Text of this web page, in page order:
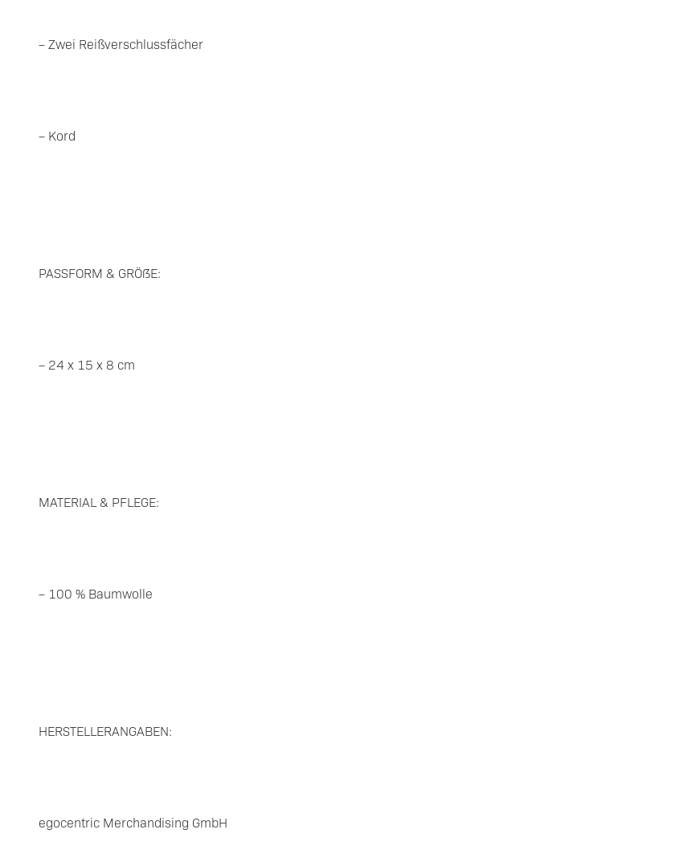
– Zwei Reißverschlussfächer
– Kord
PASSFORM & GRÖßE:
– 24 x 15 x 8 cm
MATERIAL & PFLEGE:
– 100 % Baumwolle
HERSTELLERANGABEN:
egocentric Merchandising GmbH